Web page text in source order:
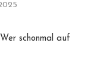
schonmal auf